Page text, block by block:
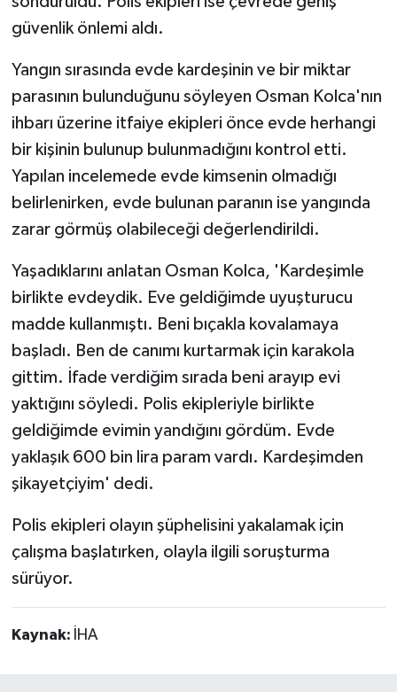
güvenlik önlemi aldı.
Yangın sırasında evde kardeşinin ve bir miktar
parasının bulunduğunu söyleyen Osman Kolca'nın
ihbarı üzerine itfaiye ekipleri önce evde herhangi
bir kişinin bulunup bulunmadığını kontrol etti.
Yapılan incelemede evde kimsenin olmadığı
belirlenirken, evde bulunan paranın ise yangında
zarar görmüş olabileceği değerlendirildi.
Yaşadıklarını anlatan Osman Kolca, 'Kardeşimle
birlikte evdeydik. Eve geldiğimde uyuşturucu
madde kullanmıştı. Beni bıçakla kovalamaya
başladı. Ben de canımı kurtarmak için karakola
gittim. İfade verdiğim sırada beni arayıp evi
yaktığını söyledi. Polis ekipleriyle birlikte
geldiğimde evimin yandığını gördüm. Evde
yaklaşık 600 bin lira param vardı. Kardeşimden
şikayetçiyim' dedi.
Polis ekipleri olayın şüphelisini yakalamak için
çalışma başlatırken, olayla ilgili soruşturma
sürüyor.
Kaynak: İHA